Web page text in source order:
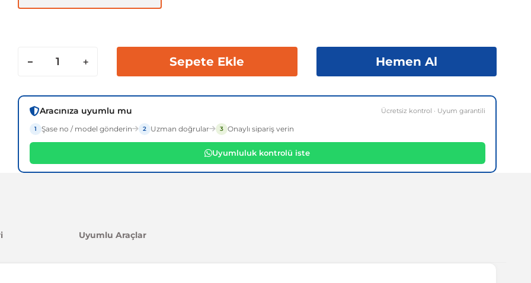
Sepete Ekle Hemen Al
Aracınıza uyumlu mu Ücretsiz kontrol · Uyum garantili
1 Şase no / model gönderin 2 Uzman doğrular 3 Onaylı sipariş verin
Uyumluluk kontrolü iste
Uyumlu Araçlar